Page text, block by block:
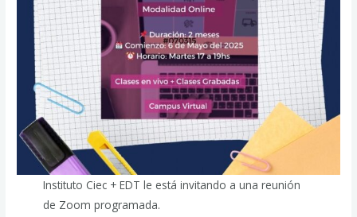
Instituto Ciec + EDT le está invitando a una reunión
de Zoom programada.